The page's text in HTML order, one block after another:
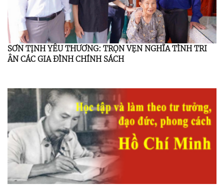
SƠN TỊNH YÊU THƯƠNG: TRỌN VẸN NGHĨA TÌNH TRI
ÂN CÁC GIA ĐÌNH CHÍNH SÁCH